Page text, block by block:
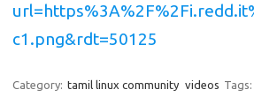
c1.png&rdt=50125
Category: tamil linux community videos Tags: